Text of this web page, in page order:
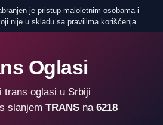
je pristup maloletnim osobama i
nije u skladu sa pravilima korišćenja.
Oglasi
trans oglasi u Srbiji
slanjem TRANS na 6218